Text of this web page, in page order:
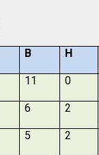
В Н
11 0
6 2
5 2